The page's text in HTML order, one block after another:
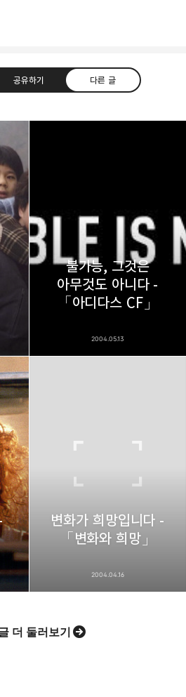
공유하기 다른 글
Korea, Since 2004
톡
네이버 블로그
불가능, 그것은
아무것도 아니다 -
「아디다스 CF」
2004.05.13
변화가 희망입니다 -
「변화와 희망」
2004.04.16
더 둘러보기